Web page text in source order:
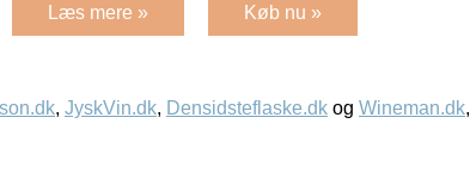
Læs mere » Køb nu »
, JyskVin.dk, Densidsteflaske.dk og Wineman.dk,